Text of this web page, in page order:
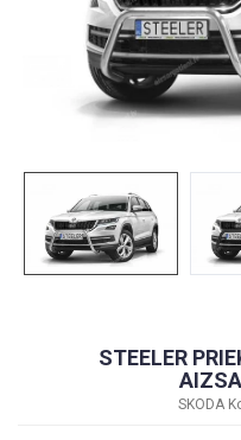
STEELER
SKODA